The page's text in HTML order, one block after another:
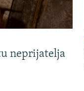
neprijatelja